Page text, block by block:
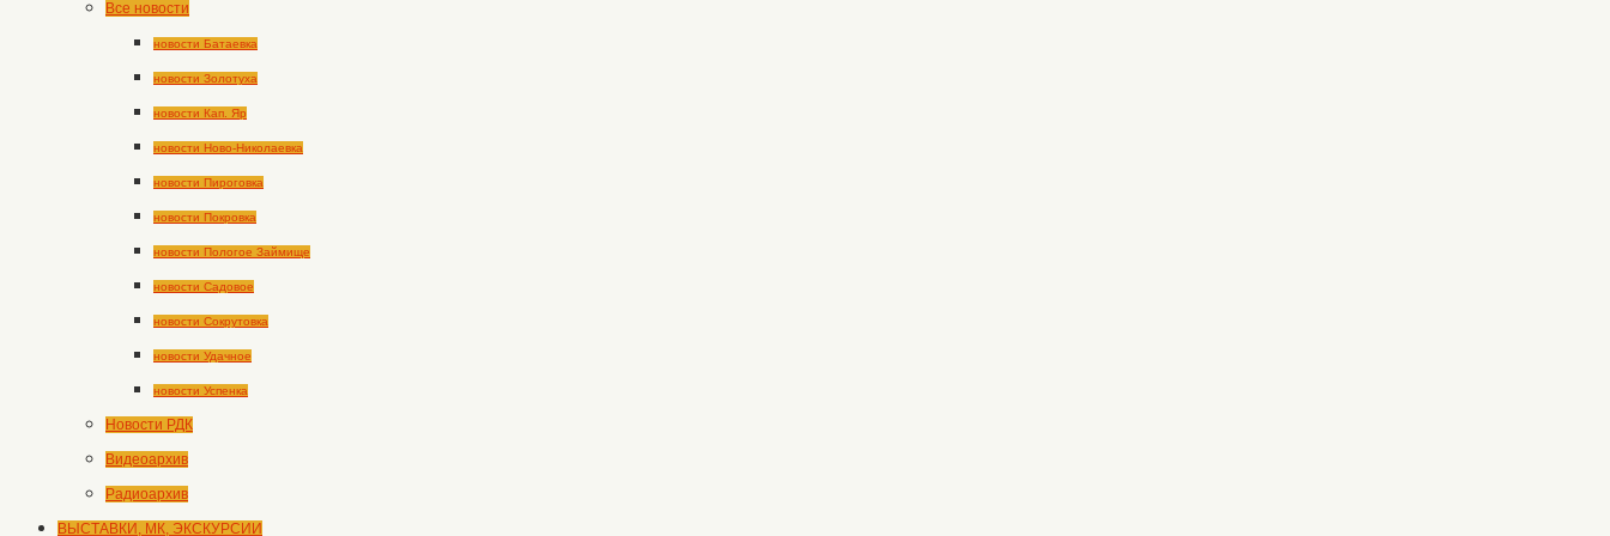
Все новости
новости Батаевка
новости Золотуха
новости Кап. Яр
новости Ново-Николаевка
новости Пироговка
новости Покровка
новости Пологое Займище
новости Садовое
новости Сокрутовка
новости Удачное
новости Успенка
Новости РДК
Видеоархив
Радиоархив
ВЫСТАВКИ, МК, ЭКСКУРСИИ